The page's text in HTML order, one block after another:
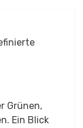
Grünen,
Ein Blick